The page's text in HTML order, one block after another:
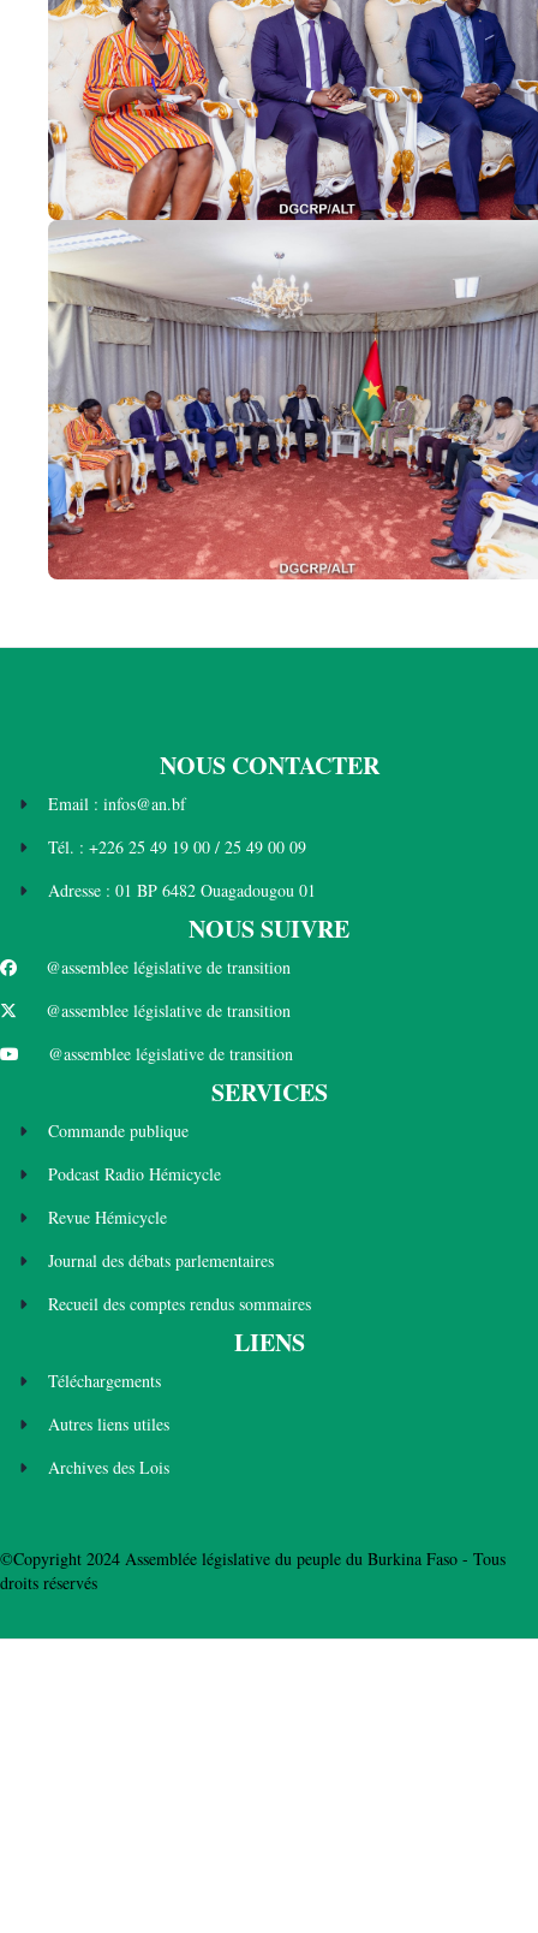
NOUS CONTACTER
Email : infos@an.bf
Tél. : +226 25 49 19 00 / 25 49 00 09
Adresse : 01 BP 6482 Ouagadougou 01
NOUS SUIVRE
@assemblee législative de transition
@assemblee législative de transition
@assemblee législative de transition
SERVICES
Commande publique
Podcast Radio Hémicycle
Revue Hémicycle
Journal des débats parlementaires
Recueil des comptes rendus sommaires
LIENS
Téléchargements
Autres liens utiles
Archives des Lois
©Copyright 2024 Assemblée législative du peuple du Burkina Faso - Tous
droits réservés